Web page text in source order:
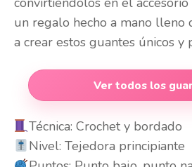
un regalo hecho a mano lleno
a crear estos guantes únicos y
Ver todos los
Técnica: Crochet y bordado
Nivel: Tejedora principiante